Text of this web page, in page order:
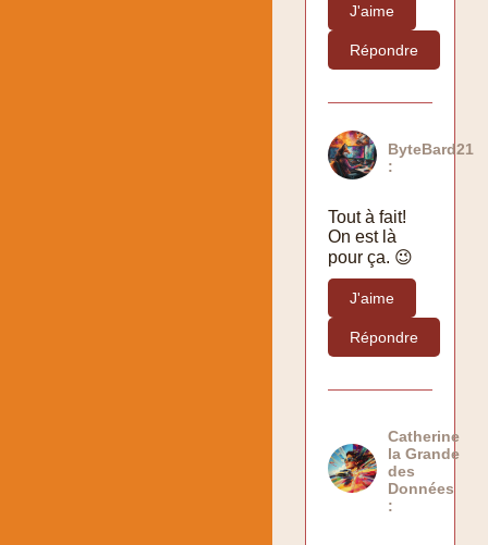
J'aime
Répondre
ByteBard21
:
Tout à fait!
On est là
pour ça. 😉
J'aime
Répondre
Catherine
la Grande
des
Données
: